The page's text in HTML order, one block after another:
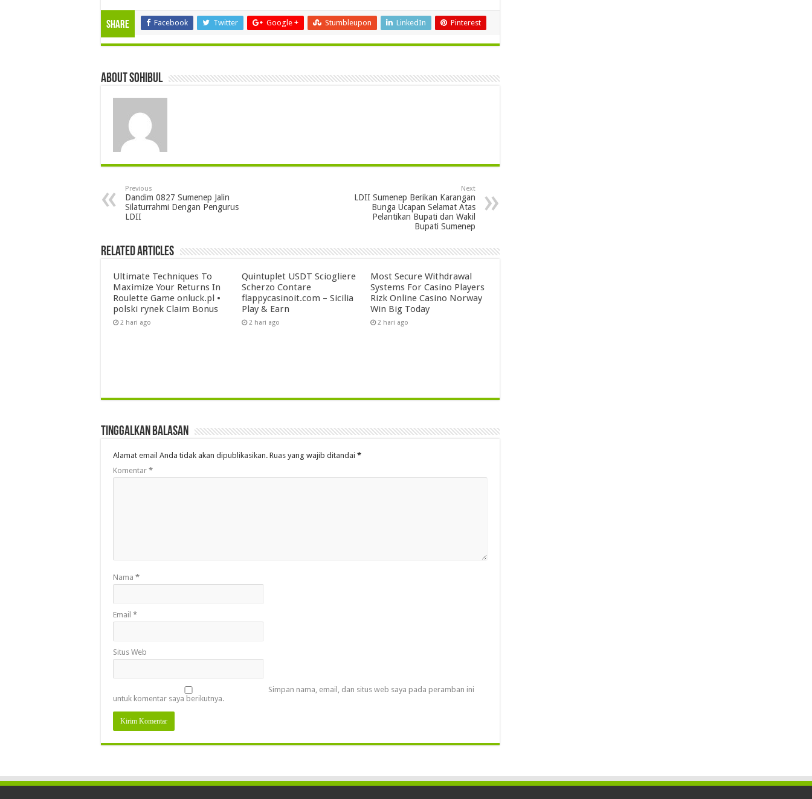
Share Facebook Twitter Google + Stumbleupon LinkedIn Pinterest
About sohibul
Previous
Dandim 0827 Sumenep Jalin
Silaturrahmi Dengan Pengurus
LDII
Next
LDII Sumenep Berikan Karangan
Bunga Ucapan Selamat Atas
Pelantikan Bupati dan Wakil
Bupati Sumenep
Related Articles
Ultimate Techniques To
Maximize Your Returns In
Roulette Game onluck.pl •
polski rynek Claim Bonus
2 hari ago
Quintuplet USDT Sciogliere
Scherzo Contare
flappycasinoit.com – Sicilia
Play & Earn
2 hari ago
Most Secure Withdrawal
Systems For Casino Players
Rizk Online Casino Norway
Win Big Today
2 hari ago
Tinggalkan Balasan
Alamat email Anda tidak akan dipublikasikan. Ruas yang wajib ditandai *
Komentar *
Nama *
Email *
Situs Web
Simpan nama, email, dan situs web saya pada peramban ini
untuk komentar saya berikutnya.